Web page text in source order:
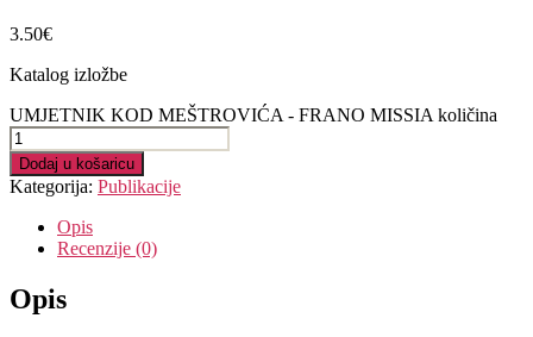
3.50€
Katalog izložbe
UMJETNIK KOD MEŠTROVIĆA - FRANO MISSIA količina
Dodaj u košaricu
Kategorija: Publikacije
Opis
Recenzije (0)
Opis